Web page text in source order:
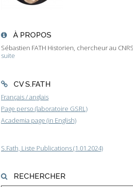
À PROPOS
Sébastien FATH Historien, chercheur au
suite
CV S.FATH
Français / anglais
Page perso (laboratoire GSRL)
Academia page (in English)
S.Fath, Liste Publications (1.01.2024)
RECHERCHER